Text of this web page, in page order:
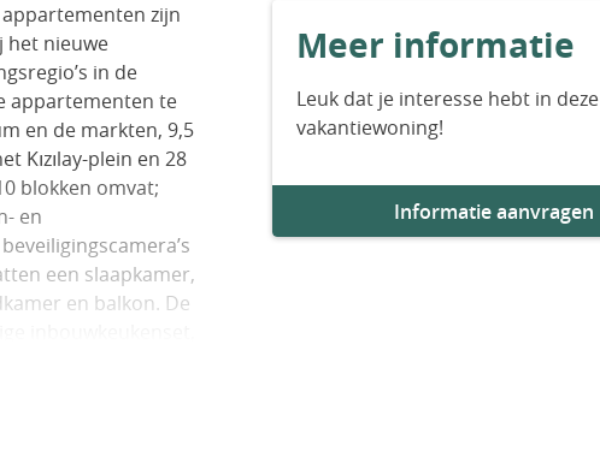
zijn
het nieuwe
in de
appartementen te
en de markten, 9,5
Kızılay-plein en 28
blokken omvat;
en
een slaapkamer,
en balkon. De
CV-installatie. ESB-
Meer informatie
Leuk dat je interesse hebt in deze
vakantiewoning!
Informatie aanvragen